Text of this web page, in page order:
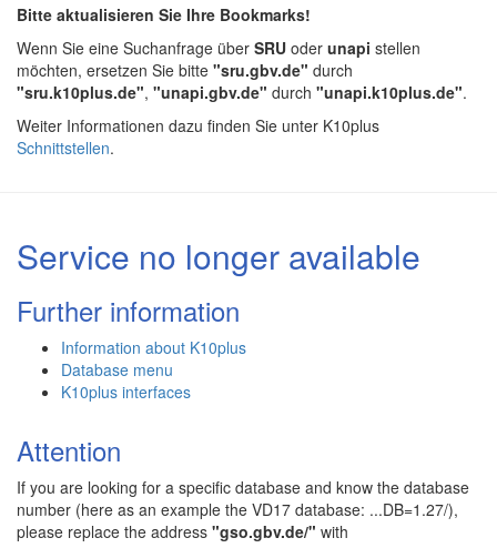
Bitte aktualisieren Sie Ihre Bookmarks!
Wenn Sie eine Suchanfrage über SRU oder unapi stellen
möchten, ersetzen Sie bitte "sru.gbv.de" durch
"sru.k10plus.de", "unapi.gbv.de" durch "unapi.k10plus.de".
Weiter Informationen dazu finden Sie unter K10plus
Schnittstellen.
Service no longer available
Further information
Information about K10plus
Database menu
K10plus interfaces
Attention
If you are looking for a specific database and know the database
number (here as an example the VD17 database: ...DB=1.27/),
please replace the address "gso.gbv.de/" with